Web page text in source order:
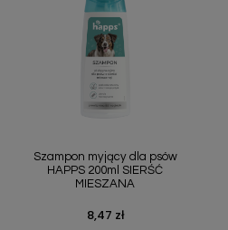
Szampon myjący dla psów
HAPPS 200ml SIERŚĆ
MIESZANA
Cena
8,47 zł